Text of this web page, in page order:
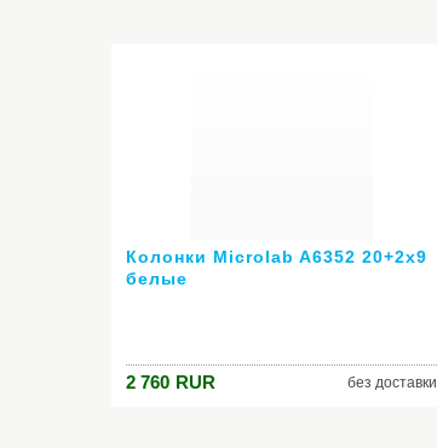
Колонки Microlab A6352 20+2x9
белые
2 760 RUR без доставки